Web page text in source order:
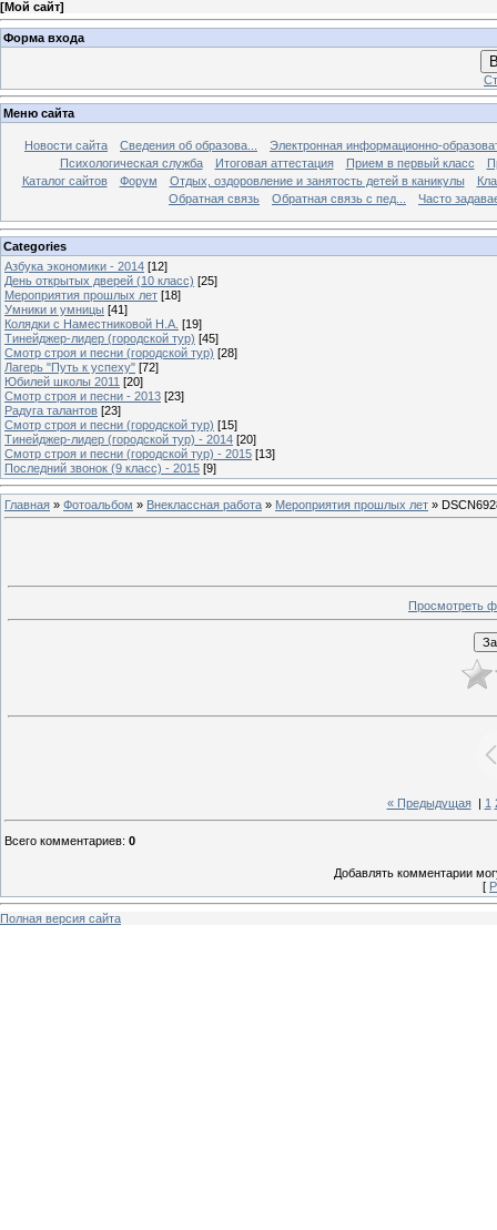
[Мой сайт]
Форма входа
Меню сайта
Новости сайта Сведения об образова...
Электронная информационно-
Психологическая служба
Итоговая аттестация Прием в первый класс
Каталог сайтов
Форум Отдых, оздоровление и занятость детей в каникулы
Обратная связь
Обратная связь с пед... Часто
Categories
Азбука экономики - 2014 [12]
День открытых дверей (10 класс) [25]
Мероприятия прошлых лет [18]
Умники и умницы [41]
Колядки с Наместниковой Н.А. [19]
Тинейджер-лидер (городской тур) [45]
Смотр строя и песни (городской тур) [28]
Лагерь "Путь к успеху" [72]
Юбилей школы 2011 [20]
Смотр строя и песни - 2013 [23]
Радуга талантов [23]
Смотр строя и песни (городской тур) [15]
Тинейджер-лидер (городской тур) - 2014 [20]
Смотр строя и песни (городской тур) - 2015 [13]
Последний звонок (9 класс) - 2015 [9]
Главная » Фотоальбом » Внеклассная работа » Мероприятия прошлых лет »
Просмотреть
« Предыдущая| 1
Всего комментариев: 0
Добавлять комментарии
[
Полная версия сайта